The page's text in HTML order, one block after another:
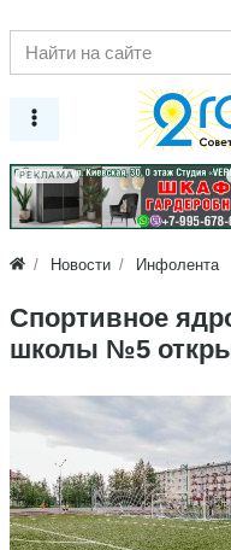
РЕКЛАМА
Новости Инфолента
Спортивное
школы №5